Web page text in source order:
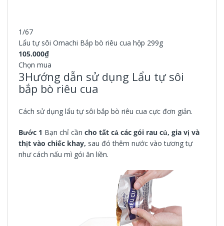
1/67
Lẩu tự sôi Omachi Bắp bò riêu cua hộp 299g
105.000₫
Chọn mua
3Hướng dẫn sử dụng Lẩu tự sôi
bắp bò riêu cua
Cách sử dụng lẩu tự sôi bắp bò riêu cua cực đơn giản.
Bước 1 Bạn chỉ cần cho tất cả các gói rau củ, gia vị và
thịt vào chiếc khay, sau đó thêm nước vào tương tự
như cách nấu mì gói ăn liền.